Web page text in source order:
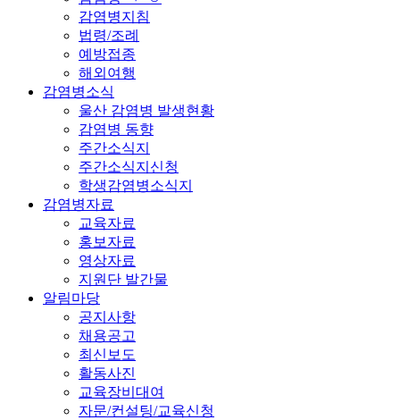
감염병지침
법령/조례
예방접종
해외여행
감염병소식
울산 감염병 발생현황
감염병 동향
주간소식지
주간소식지신청
학생감염병소식지
감염병자료
교육자료
홍보자료
영상자료
지원단 발간물
알림마당
공지사항
채용공고
최신보도
활동사진
교육장비대여
자문/컨설팅/교육신청